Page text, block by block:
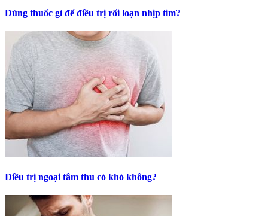
Dùng thuốc gì để điều trị rối loạn nhịp tim?
Điều trị ngoại tâm thu có khó không?